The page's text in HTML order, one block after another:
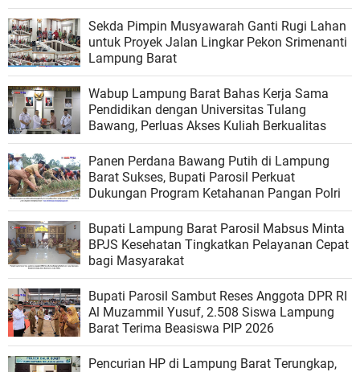
Sekda Pimpin Musyawarah Ganti Rugi Lahan
untuk Proyek Jalan Lingkar Pekon Srimenanti
Lampung Barat
Wabup Lampung Barat Bahas Kerja Sama
Pendidikan dengan Universitas Tulang
Bawang, Perluas Akses Kuliah Berkualitas
Panen Perdana Bawang Putih di Lampung
Barat Sukses, Bupati Parosil Perkuat
Dukungan Program Ketahanan Pangan Polri
Bupati Lampung Barat Parosil Mabsus Minta
BPJS Kesehatan Tingkatkan Pelayanan Cepat
bagi Masyarakat
Bupati Parosil Sambut Reses Anggota DPR RI
Al Muzammil Yusuf, 2.508 Siswa Lampung
Barat Terima Beasiswa PIP 2026
Pencurian HP di Lampung Barat Terungkap,